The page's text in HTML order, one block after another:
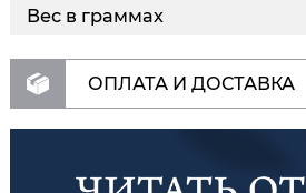
Вес в граммах
ОПЛАТА И ДОСТАВКА